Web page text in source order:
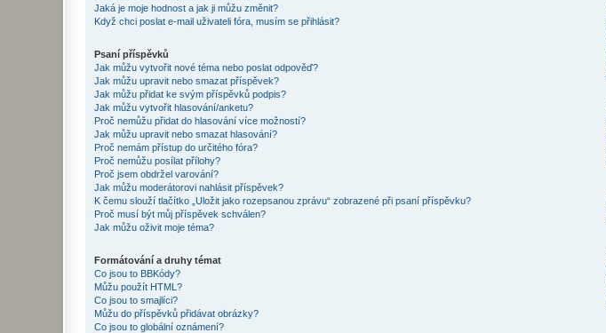
Jaká je moje hodnost a jak ji můžu změnit?
Když chci poslat e-mail uživateli fóra, musím se přihlásit?
Psaní příspěvků
Jak můžu vytvořit nové téma nebo poslat odpověď?
Jak můžu upravit nebo smazat příspěvek?
Jak můžu přidat ke svým příspěvků podpis?
Jak můžu vytvořit hlasování/anketu?
Proč nemůžu přidat do hlasování více možností?
Jak můžu upravit nebo smazat hlasování?
Proč nemám přístup do určitého fóra?
Proč nemůžu posílat přílohy?
Proč jsem obdržel varování?
Jak můžu moderátorovi nahlásit příspěvek?
K čemu slouží tlačítko „Uložit jako rozepsanou zprávu“ zobrazené při psaní příspěvku?
Proč musí být můj příspěvek schválen?
Jak můžu oživit moje téma?
Formátování a druhy témat
Co jsou to BBKódy?
Můžu použít HTML?
Co jsou to smajlíci?
Můžu do příspěvků přidávat obrázky?
Co jsou to globální oznámení?